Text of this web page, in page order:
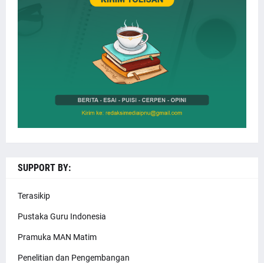
SUPPORT BY:
Terasikip
Pustaka Guru Indonesia
Pramuka MAN Matim
Penelitian dan Pengembangan